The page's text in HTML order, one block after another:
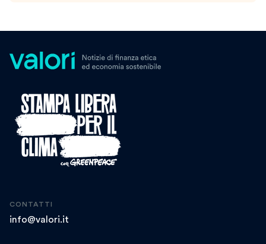
CONTATTI
info@valori.it